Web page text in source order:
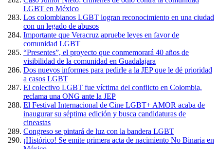
LGBT en México
Los colombianos LGBT logran reconocimiento en una ciudad
con un legado de abusos
Importante que Veracruz apruebe leyes en favor de
comunidad LGBT
“Presentes”, el proyecto que conmemorará 40 años de
visibilidad de la comunidad en Guadalajara
Dos nuevos informes para pedirle a la JEP que le dé prioridad
a casos LGBT
El colectivo LGBT fue víctima del conflicto en Colombia,
reclama una ONG ante la JEP
El Festival Internacional de Cine LGBT+ AMOR acaba de
inaugurar su séptima edición y busca candidaturas de
cineastas
Congreso se pintará de luz con la bandera LGBT
¡Histórico! Se emite primera acta de nacimiento No Binaria en